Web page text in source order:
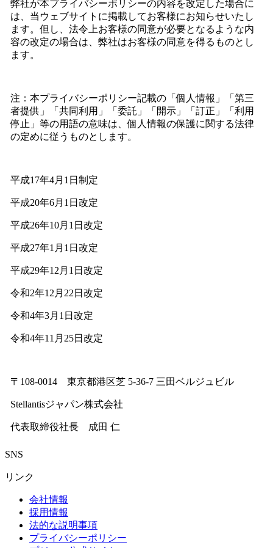
弊社が本プライバシーポリシーの内容を改定した場合に
は、当ウェブサイトに掲載してお客様にお知らせいたし
ます。但し、法令上お客様の同意が必要となるような内
容の改定の場合は、弊社はお客様の同意を得るものとし
ます。
注：本プライバシーポリシー記載の「個人情報」「第三
者提供」「共同利用」「委託」「開示」「訂正」「利用
停止」等の用語の意味は、個人情報の保護に関する法律
の定めに従うものとします。
平成17年4月1日制定
平成20年6月1日改定
平成26年10月1日改定
平成27年1月1日改定
平成29年12月1日改定
令和2年12月22日改定
令和4年3月1日改定
令和4年11月25日改定
〒108-0014 東京都港区芝 5-36-7 三田ベルジュビル
Stellantisジャパン株式会社
代表取締役社長 成田 仁
SNS
リンク
会社情報
採用情報
法的な説明事項
プライバシーポリシー